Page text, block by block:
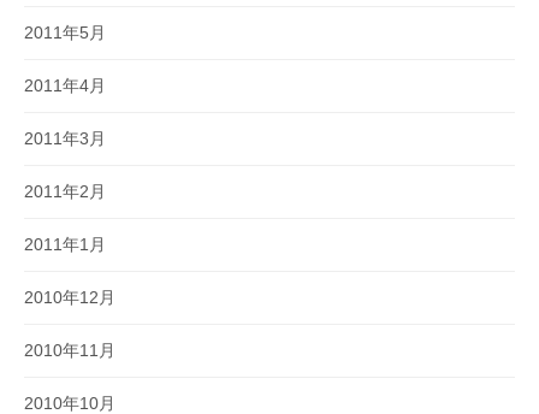
2011年5月
2011年4月
2011年3月
2011年2月
2011年1月
2010年12月
2010年11月
2010年10月